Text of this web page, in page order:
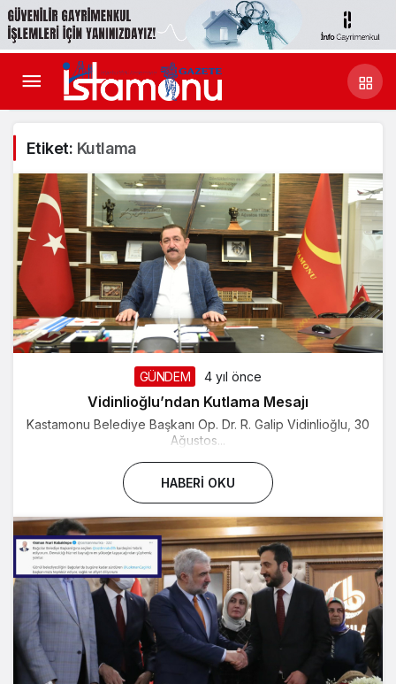
Etiket: Kutlama
GÜNDEM 4 yıl önce
Vidinlioğlu’ndan Kutlama Mesajı
Kastamonu Belediye Başkanı Op. Dr. R. Galip Vidinlioğlu, 30
Ağustos...
HABERI OKU